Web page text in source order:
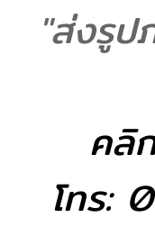
"ส่งรูป
คลิ
โทร: